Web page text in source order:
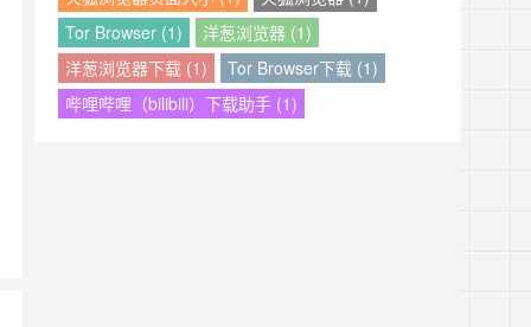
Tor Browser (1)
洋葱浏览器 (1)
洋葱浏览器下载 (1)
Tor Browser下载 (1)
哔哩哔哩（bilibili）下载助手 (1)